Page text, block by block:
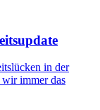
in der
immer das